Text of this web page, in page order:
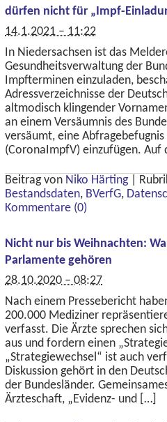
dürfen nicht für „Impf-
14.1.2021 – 11:22
In Niedersachsen ist das
Gesundheitsverwaltung der
Impfterminen einzuladen,
Adressverzeichnisse der
altmodisch klingender
an einem Versäumnis des
versäumt, eine
(CoronaImpfV) einzufügen.
Beitrag von Niko Härting
Bestandsdaten, BVerfG,
Kommentare (0)
Nicht nur bis Weihnachten:
Parlamente gehören
28.10.2020 – 08:27
Nach einem Pressebericht
200.000 Mediziner
verfasst. Die Ärzte sprechen
aus und fordern einen
„Strategiewechsel“ ist auch
Diskussion gehört in den
der Bundesländer.
Ärzteschaft, „Evidenz- und […]